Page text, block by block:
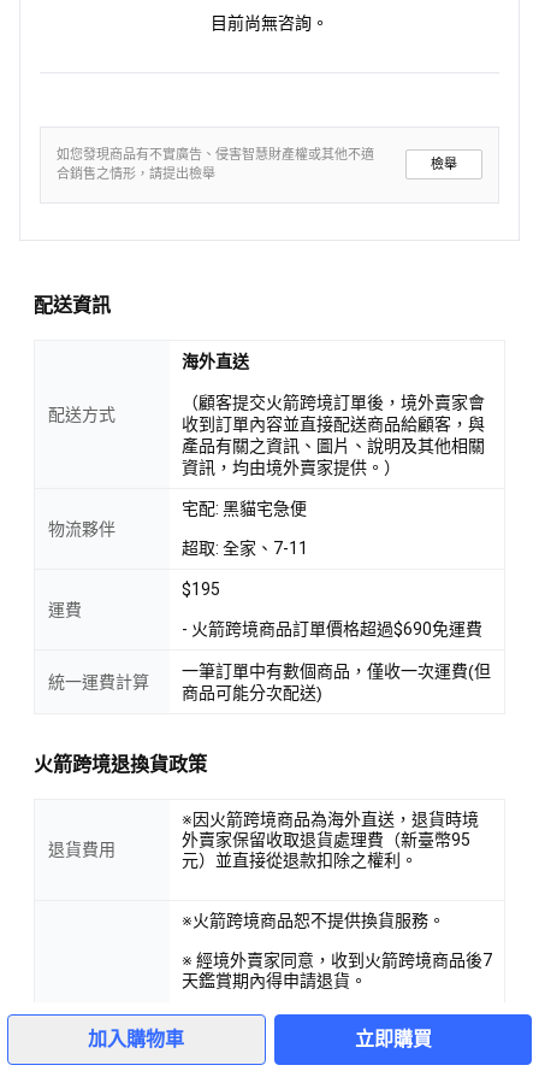
加入購物車 立即購買
目前尚無咨詢。
如您發現商品有不實廣告、侵害智慧財產權或其他不適
合銷售之情形，請提出檢舉
檢舉
配送資訊
配送方式
海外直送
（顧客提交火箭跨境訂單後，境外賣家會
收到訂單內容並直接配送商品給顧客，與
產品有關之資訊、圖片、說明及其他相關
資訊，均由境外賣家提供。）
物流夥伴
宅配: 黑貓宅急便
超取: 全家、7-11
運費
$195
- 火箭跨境商品訂單價格超過$690免運費
統一運費計算
一筆訂單中有數個商品，僅收一次運費(但
商品可能分次配送)
火箭跨境退換貨政策
退貨費用
※因火箭跨境商品為海外直送，退貨時境
外賣家保留收取退貨處理費（新臺幣95
元）並直接從退款扣除之權利。
※火箭跨境商品恕不提供換貨服務。
※ 經境外賣家同意，收到火箭跨境商品後7
天鑑賞期內得申請退貨。
※因火箭跨境商品為海外直送，從商品開
始配送至配達為止，恕無法受理退貨，但
您可在收到商品後申請退貨。